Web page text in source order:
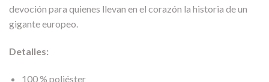
devoción para quienes llevan en el corazón la historia de un
gigante europeo.
Detalles:
100 % poliéster